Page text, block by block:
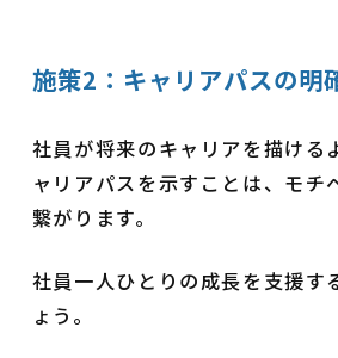
施策2：キャリアパスの明
社員が将来のキャリアを描ける
ャリアパスを示すことは、モチ
繋がります。
社員一人ひとりの成長を支援す
ょう。